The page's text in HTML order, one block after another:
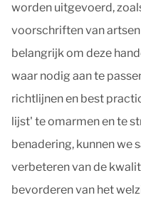
worden uitgevoerd,
voorschriften van
belangrijk om deze
waar nodig aan te
richtlijnen en best
lijst' te omarmen en te
benadering, kunnen we
verbeteren van de
bevorderen van het